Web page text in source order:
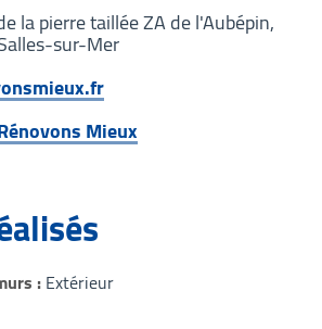
la pierre taillée ZA de l'Aubépin,
sur-Mer
Mieux
Extérieur